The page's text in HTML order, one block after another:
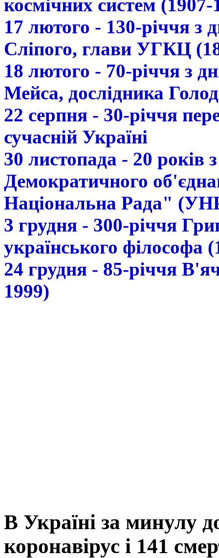
космічних систем (1907-
17 лютого - 130-річчя з
Сліпого, глави УГКЦ
18 лютого - 70-річчя з
Мейса, дослідника
22 серпня - 30-річчя
сучасній Україні
30 листопада - 20 років
Демократичного
Національна Рада"
3 грудня - 300-річчя
українського філософа
24 грудня - 85-річчя
1999)
В Україні за минулу
коронавірус і 141